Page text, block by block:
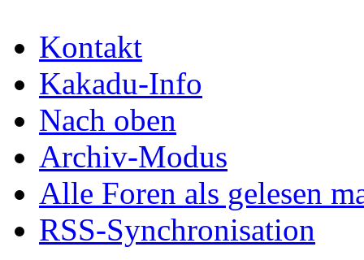
Kontakt
Kakadu-Info
Nach oben
Archiv-Modus
Alle Foren als gelesen
RSS-Synchronisation